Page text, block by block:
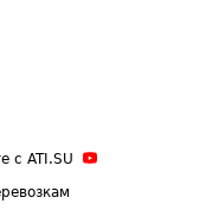
с ATI.SU